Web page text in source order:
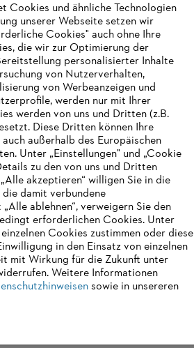
il 2024
per i fornitori
Whistleblower
Cookies und ähnliche Technologien
unserer Webseite setzen wir
Cookies" auch ohne Ihre
die wir zur Optimierung der
personalisierter Inhalte
von Nutzerverhalten,
von Werbeanzeigen und
werden nur mit Ihrer
werden von uns und Dritten (z.B.
Diese Dritten können Ihre
außerhalb des Europäischen
Unter „Einstellungen" und „Cookie
zu den von uns und Dritten
akzeptieren“ willigen Sie in die
damit verbundene
ablehnen“, verweigern Sie den
erforderlichen Cookies. Unter
Cookies zustimmen oder diese
in den Einsatz von einzelnen
mit Wirkung für die Zukunft unter
Weitere Informationen
sowie in unsereren